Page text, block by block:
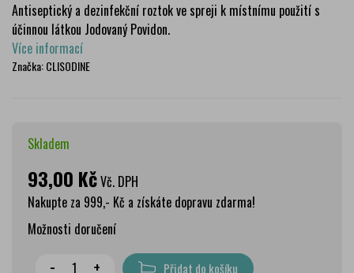
Antiseptický a dezinfekční roztok ve spreji k místnímu použití s
účinnou látkou Jodovaný Povidon.
Více informací
Značka:CLISODINE
Skladem
93,00 KčVč. DPH
Nakupte za 999,- Kč a získáte dopravu zdarma!
Možnosti doručení
Wolt doprava
zdarma
- + Přidat do košíku